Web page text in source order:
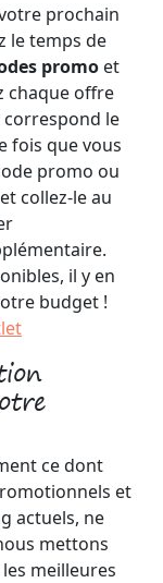
prochain
le temps de
promo et
chaque offre
le
fois que vous
promo ou
collez-le au
il y en
budget !
ce dont
et
actuels, ne
mettons
meilleures